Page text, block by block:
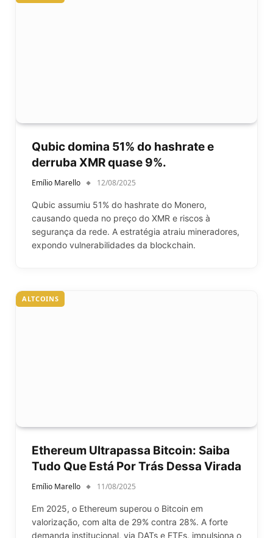
Qubic domina 51% do hashrate e
derruba XMR quase 9%.
Emílio Marello 12/08/2025
Qubic assumiu 51% do hashrate do Monero,
causando queda no preço do XMR e riscos à
segurança da rede. A estratégia atraiu mineradores,
expondo vulnerabilidades da blockchain.
ALTCOINS
Ethereum Ultrapassa Bitcoin: Saiba
Tudo Que Está Por Trás Dessa Virada
Emílio Marello 11/08/2025
Em 2025, o Ethereum superou o Bitcoin em
valorização, com alta de 29% contra 28%. A forte
demanda institucional, via DATs e ETFs, impulsiona o